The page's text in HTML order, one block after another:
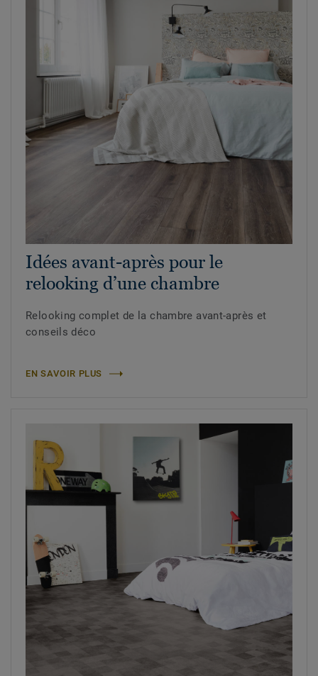
Idées avant-après pour le
relooking d’une chambre
Relooking complet de la chambre avant-après et
conseils déco
EN SAVOIR PLUS